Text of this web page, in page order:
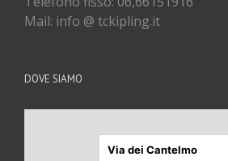
Mail: info @ tckipling.it
DOVE SIAMO
Via dei Cantelmo